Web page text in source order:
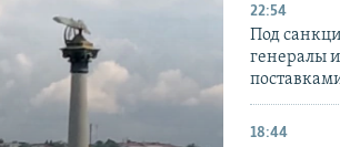
22:54
Под
генералы
18:44